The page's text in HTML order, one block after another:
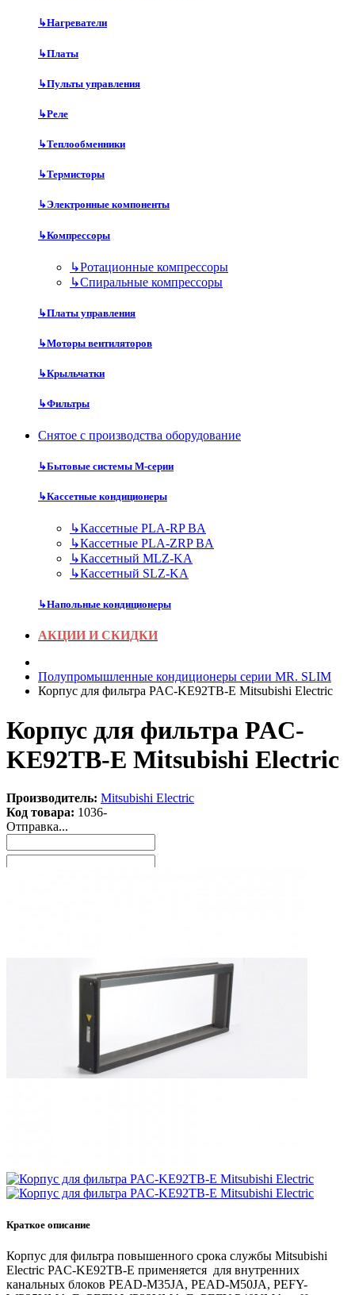
↳Нагреватели
↳Платы
↳Пульты управления
↳Реле
↳Теплообменники
↳Термисторы
↳Электронные компоненты
↳Компрессоры
↳Ротационные компрессоры
↳Спиральные компрессоры
↳Платы управления
↳Моторы вентиляторов
↳Крыльчатки
↳Фильтры
Снятое с производства оборудование
↳Бытовые системы M-серии
↳Кассетные кондиционеры
↳Кассетные PLA-RP BA
↳Кассетные PLA-ZRP BA
↳Кассетный MLZ-KA
↳Кассетный SLZ-KA
↳Напольные кондиционеры
АКЦИИ И СКИДКИ
Полупромышленные кондиционеры серии MR. SLIM
Корпус для фильтра PAC-KE92TB-E Mitsubishi Electric
Корпус для фильтра PAC-
KE92TB-E Mitsubishi Electric
Производитель: Mitsubishi Electric
Код товара: 1036-
Отправка...
звонок»
обработку
персональных
Краткое описание
Корпус для фильтра повышенного срока службы Mitsubishi
Electric PAC-KE92TB-E применяется для внутренних
канальных блоков PEAD-M35JA, PEAD-M50JA, PEFY-